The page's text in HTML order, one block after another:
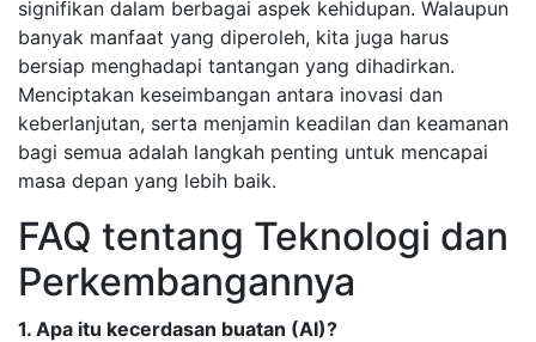
signifikan dalam berbagai aspek kehidupan. Walaupun
banyak manfaat yang diperoleh, kita juga harus
bersiap menghadapi tantangan yang dihadirkan.
Menciptakan keseimbangan antara inovasi dan
keberlanjutan, serta menjamin keadilan dan keamanan
bagi semua adalah langkah penting untuk mencapai
masa depan yang lebih baik.
FAQ tentang Teknologi dan
Perkembangannya
1. Apa itu kecerdasan buatan (AI)?